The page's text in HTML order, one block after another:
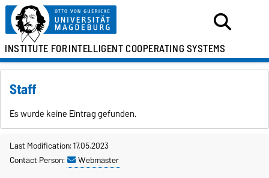
INSTITUTE FORINTELLIGENT COOPERATING SYSTEMS
Staff
Es wurde keine Eintrag gefunden.
Last Modification: 17.05.2023
Contact Person:
Webmaster